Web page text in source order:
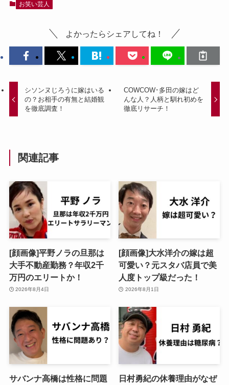
お笑い芸人
よかったらシェアしてね！
シソンヌじろうに嫁はいる
の？お相手の有無と結婚観
を徹底調査！
COWCOW･多田の嫁はど
んな人？人柄と馴れ初めを
徹底リサーチ！
関連記事
[顔画像]平野ノラの旦那は
大手不動産勤務？年収2千
万円のエリートか！
2026年8月4日
[顔画像]大水洋介の嫁は超
可愛い？元スタバ店員で美
人度トップ級だった！
2026年8月1日
サバンナ高橋は性格に問題
日村勇紀の休養理由がなぜ